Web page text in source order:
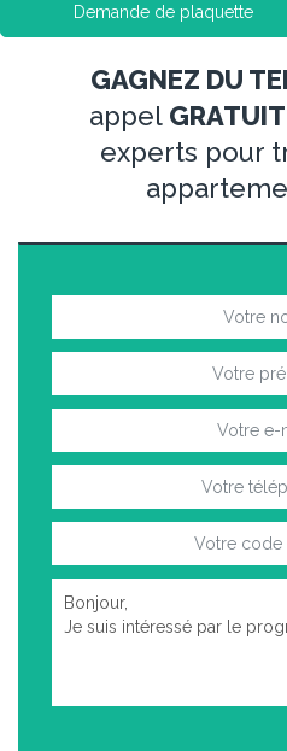
Demande de plaquette
GAGNEZ DU
appel
experts pour